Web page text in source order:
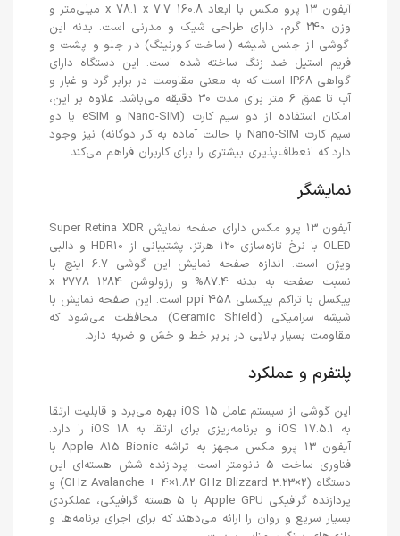
آیفون 13 پرو مکس با ابعاد 160.8 x 78.1 x 7.7 میلی‌متر و
وزن 240 گرم، دارای طراحی شیک و مدرنی است. بدنه این
گوشی از جنس شیشه (ساخت کورنینگ) در جلو و پشت و
فریم استیل ضد زنگ ساخته شده است. این دستگاه دارای
گواهی IP68 است که به معنی مقاومت در برابر گرد و غبار و
آب تا عمق 6 متر برای مدت 30 دقیقه می‌باشد. علاوه بر این،
امکان استفاده از دو سیم کارت (Nano-SIM و eSIM یا دو
سیم کارت Nano-SIM با حالت آماده به کار دوگانه) نیز وجود
دارد که انعطاف‌پذیری بیشتری را برای کاربران فراهم می‌کند.
نمایشگر
آیفون 13 پرو مکس دارای صفحه نمایش Super Retina XDR
OLED با نرخ تازه‌سازی 120 هرتز، پشتیبانی از HDR10 و دالبی
ویژن است. اندازه صفحه نمایش این گوشی 6.7 اینچ با
نسبت صفحه به بدنه 87.4% و رزولوشن 1284 x 2778
پیکسل با تراکم پیکسلی 458 ppi است. این صفحه نمایش با
شیشه سرامیکی (Ceramic Shield) محافظت می‌شود که
مقاومت بسیار بالایی در برابر خط و خش و ضربه دارد.
پلتفرم و عملکرد
این گوشی از سیستم عامل iOS 15 بهره می‌برد و قابلیت ارتقا
به iOS 17.5.1 و برنامه‌ریزی برای ارتقا به iOS 18 را دارد.
آیفون 13 پرو مکس مجهز به تراشه Apple A15 Bionic با
فناوری ساخت 5 نانومتر است. پردازنده شش هسته‌ای این
دستگاه (2×3.23 GHz Avalanche + 4×1.82 GHz Blizzard) و
پردازنده گرافیکی Apple GPU با 5 هسته گرافیکی، عملکردی
بسیار سریع و روان را ارائه می‌دهند که برای اجرای برنامه‌ها و